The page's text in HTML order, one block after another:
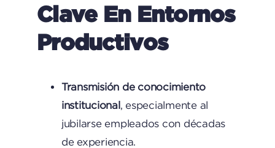
Clave En Entornos
Productivos
Transmisión de conocimiento
institucional , especialmente al
jubilarse empleados con décadas
de experiencia.